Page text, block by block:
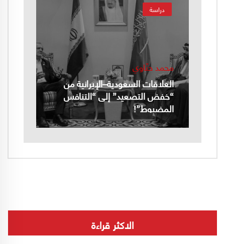
دراسة
محمد حنّاوي
العلاقات السعودية–الإيرانية من
“خفض التصعيد” إلى “التنافس
المضبوط”!
الاكثر قراءة